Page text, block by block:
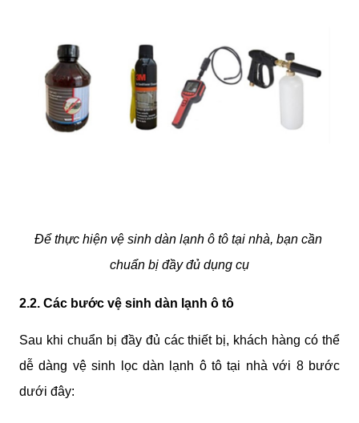
Để thực hiện vệ sinh dàn lạnh ô tô tại nhà, bạn cần
chuẩn bị đầy đủ dụng cụ
2.2. Các bước vệ sinh dàn lạnh ô tô
Sau khi chuẩn bị đầy đủ các thiết bị, khách hàng có thể
dễ dàng vệ sinh lọc dàn lạnh ô tô tại nhà với 8 bước
dưới đây: